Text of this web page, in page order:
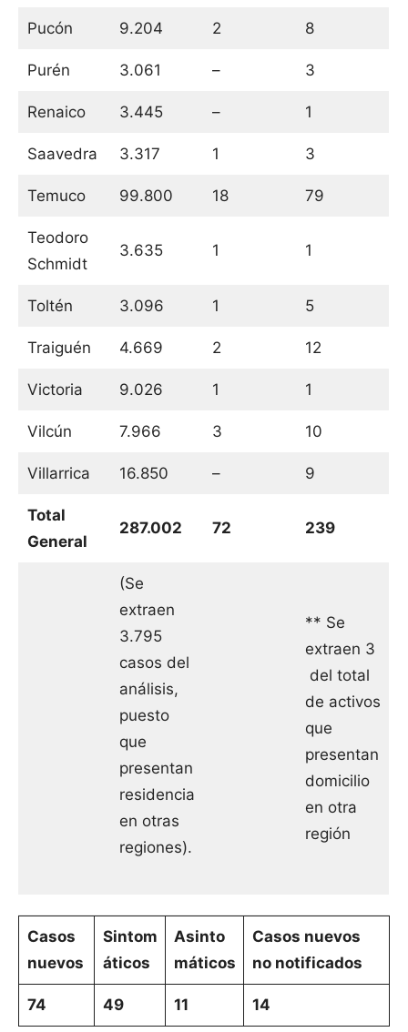
Pucón 9.204 2 8
Purén 3.061 – 3
Renaico 3.445 – 1
Saavedra 3.317 1 3
Temuco 99.800 18 79
Teodoro
Schmidt
3.635 1 1
Toltén 3.096 1 5
Traiguén 4.669 2 12
Victoria 9.026 1 1
Vilcún 7.966 3 10
Villarrica 16.850 – 9
Total
General
287.002 72 239
(Se
extraen
3.795
casos del
análisis,
puesto
que
presentan
residencia
en otras
regiones).
** Se
extraen 3
del total
de activos
que
presentan
domicilio
en otra
región
Casos
nuevos
Sintom
áticos
Asinto
máticos
Casos nuevos
no notificados
74 49 11 14